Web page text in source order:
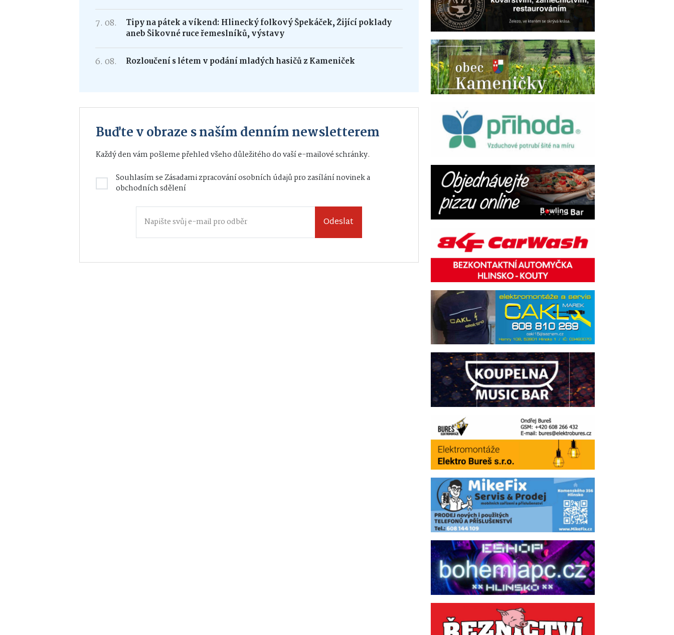
7. 08.
Tipy na pátek a víkend: Hlinecký folkový Špekáček, Žijící poklady
aneb Šikovné ruce řemeslníků, výstavy
6. 08. Rozloučení s létem v podání mladých hasičů z Kameniček
Buďte v obraze s naším denním newsletterem
Každý den vám pošleme přehled všeho důležitého do vaší e-mailové schránky.
Souhlasím seZásadami zpracování osobních údajůpro zasílání novinek a
obchodních sdělení
Odeslat